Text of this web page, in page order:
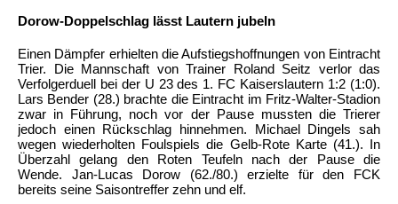
Dorow-Doppelschlag lässt Lautern jubeln
Einen Dämpfer erhielten die Aufstiegshoffnungen von Eintracht
Trier. Die Mannschaft von Trainer Roland Seitz verlor das
Verfolgerduell bei der U 23 des 1. FC Kaiserslautern 1:2 (1:0).
Lars Bender (28.) brachte die Eintracht im Fritz-Walter-Stadion
zwar in Führung, noch vor der Pause mussten die Trierer
jedoch einen Rückschlag hinnehmen. Michael Dingels sah
wegen wiederholten Foulspiels die Gelb-Rote Karte (41.). In
Überzahl gelang den Roten Teufeln nach der Pause die
Wende. Jan-Lucas Dorow (62./80.) erzielte für den FCK
bereits seine Saisontreffer zehn und elf.